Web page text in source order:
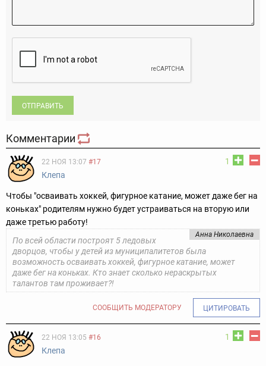
ОТПРАВИТЬ
Комментарии
1
22 НОЯ 13:07 #17
Клепа
Чтобы "осваивать хоккей, фигурное катание, может даже бег на
коньках" родителям нужно будет устраиваться на вторую или
даже третью работу!
Анна Николаевна
По всей области построят 5 ледовых
дворцов, чтобы у детей из муниципалитетов была
возможность осваивать хоккей, фигурное катание, может
даже бег на коньках. Кто знает сколько нераскрытых
талантов там проживает?!
СООБЩИТЬ МОДЕРАТОРУ ЦИТИРОВАТЬ
1
22 НОЯ 13:05 #16
Клепа